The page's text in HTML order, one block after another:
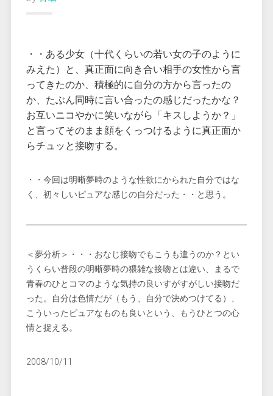
・・ある少女（十代くらいの若い女の子のように
みえた）と、真正面に向き合い相手の女性から言
ってきたのか、積極的に自分の方から言ったの
か、たぶん同時に言い合ったの感じだったかな？
お互いニコやかに笑いながら「キスしようか？」
と言ってそのまま顔をくっつけるように真正面か
らチュッと接吻する。
・・今回は明晰夢時のような性欲にかられた自分ではな
く、初々しいピュアな感じの自分だった・・と思う。
＜夢分析＞・・・おなじ接吻でもこうも違うのか？とい
うくらい普段の明晰夢時の猥雑な接吻とは違い、まるで
青春のひとコマのような気持の良いすがすがしい接吻だ
った。自分は色情だが（もう、自分で決めつけてる）、
こういったピュアなものも良いという、もうひとつの心
情と捉える。
2008/10/11